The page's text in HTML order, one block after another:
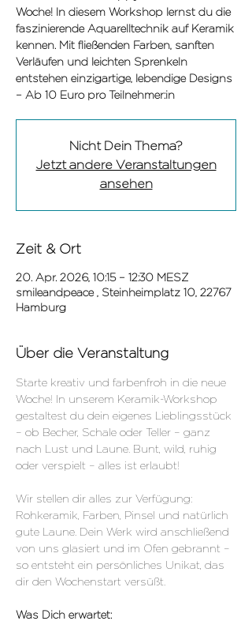
Woche! In diesem Workshop lernst du die
faszinierende Aquarelltechnik auf Keramik
kennen. Mit fließenden Farben, sanften
Verläufen und leichten Sprenkeln
entstehen einzigartige, lebendige Designs
– Ab 10 Euro pro Teilnehmer:in
Nicht Dein Thema?
Jetzt andere Veranstaltungen
ansehen
Zeit & Ort
20. Apr. 2026, 10:15 – 12:30 MESZ
smileandpeace , Steinheimplatz 10, 22767
Hamburg
Über die Veranstaltung
Starte kreativ und farbenfroh in die neue
Woche! In unserem Keramik-Workshop
gestaltest du dein eigenes Lieblingsstück
– ob Becher, Schale oder Teller – ganz
nach Lust und Laune. Bunt, wild, ruhig
oder verspielt – alles ist erlaubt!
Wir stellen dir alles zur Verfügung:
Rohkeramik, Farben, Pinsel und natürlich
gute Laune. Dein Werk wird anschließend
von uns glasiert und im Ofen gebrannt –
so entsteht ein persönliches Unikat, das
dir den Wochenstart versüßt.
Was Dich erwartet: